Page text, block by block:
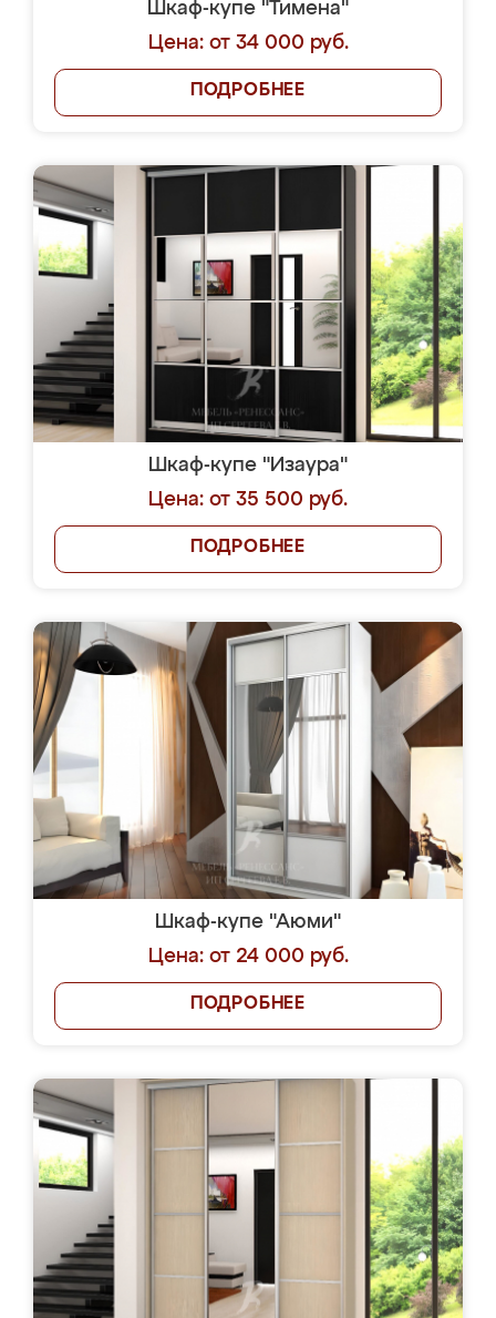
Шкаф-купе "Тимена"
Цена: от 34 000 руб.
ПОДРОБНЕЕ
Шкаф-купе "Изаура"
Цена: от 35 500 руб.
ПОДРОБНЕЕ
Шкаф-купе "Аюми"
Цена: от 24 000 руб.
ПОДРОБНЕЕ